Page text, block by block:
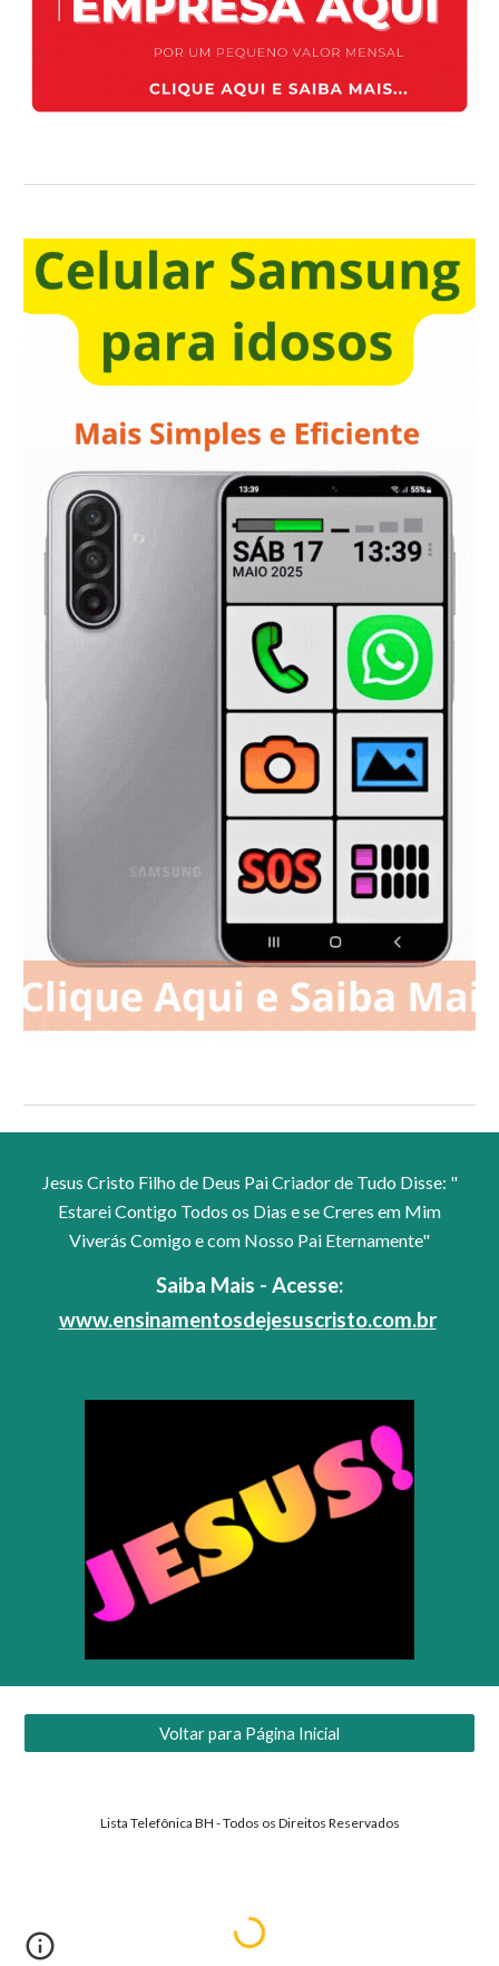
Jesus Cristo Filho de Deus Pai Criador de Tudo Disse: "
Estarei Contigo Todos os Dias e se Creres em Mim
Viverás Comigo e com Nosso Pai Eternamente"
Saiba Mais - Acesse:
www.ensinamentosdejesuscristo.com.br
Voltar para Página Inicial
Lista Telefônica BH - Todos os Direitos Reservados